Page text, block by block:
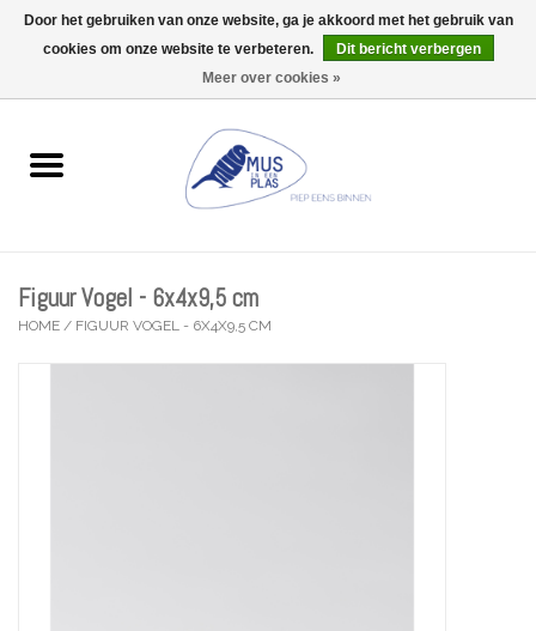
0 Artikelen - €0,00
Wenskaarten
Lifestyle
Figuur Vogel - 6x4x9,5 cm
HOME / FIGUUR VOGEL - 6X4X9,5 CM
Door het gebruiken van onze website, ga je akkoord met het gebruik van
cookies om onze website te verbeteren.
Dit bericht verbergen
Meer over cookies »
Wij zijn uitzonderlijk gesloten op Do 06/08 en Do 13/08